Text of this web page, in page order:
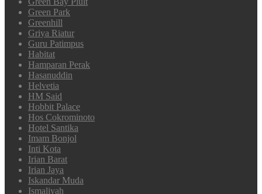
Green Park
Greenhill
Griya Riatur
Guru Patimpus
Habitat
Hamparan Perak
Hasanuddin
Helvetia
HM Said
Hobbit Palace
Hos Cokrominoto
Hotel Santika
Imam Bonjol
Inti Kota
Irian Barat
Irian Jaya
Iskandar Muda
Ismaliyah